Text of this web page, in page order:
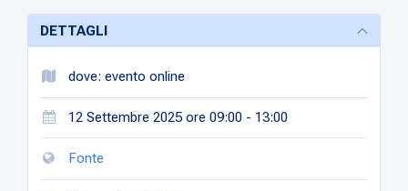
DETTAGLI
dove: evento online
12 Settembre 2025 ore 09:00 - 13:00
Fonte